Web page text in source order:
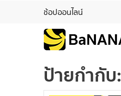
ช้อปออนไลน์
ป้ายกำกับ: